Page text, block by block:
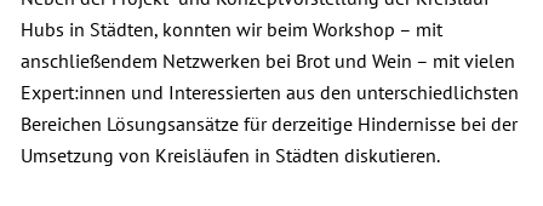
Hubs in Städten, konnten wir beim Workshop – mit
anschließendem Netzwerken bei Brot und Wein – mit vielen
Expert:innen und Interessierten aus den unterschiedlichsten
Bereichen Lösungsansätze für derzeitige Hindernisse bei der
Umsetzung von Kreisläufen in Städten diskutieren.